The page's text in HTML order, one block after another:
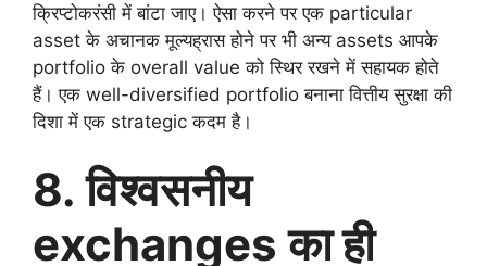
क्रिप्टोकरंसी में बांटा जाए। ऐसा करने पर एक particular
asset के अचानक मूल्यह्रास होने पर भी अन्य assets आपके
portfolio के overall value को स्थिर रखने में सहायक होते
हैं। एक well-diversified portfolio बनाना वित्तीय सुरक्षा की
दिशा में एक strategic कदम है।
8. विश्वसनीय
exchanges का ही